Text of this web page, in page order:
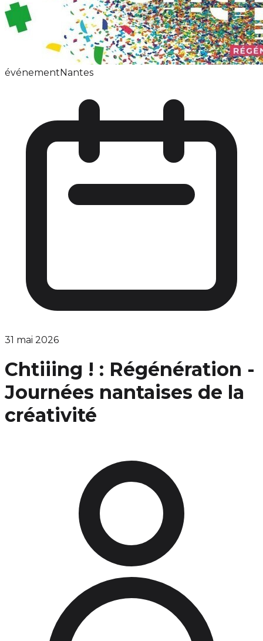
événementNantes
31 mai 2026
Chtiiing ! : Régénération -
Journées nantaises de la
créativité